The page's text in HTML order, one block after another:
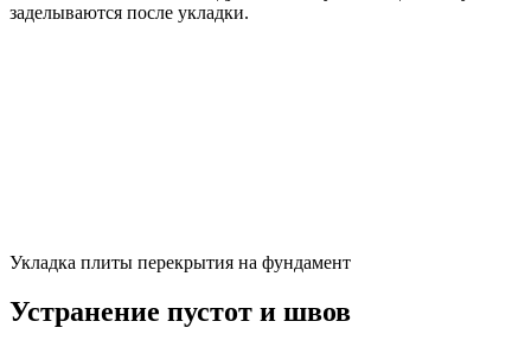
заделываются после укладки.
Укладка плиты перекрытия на фундамент
Устранение пустот и швов